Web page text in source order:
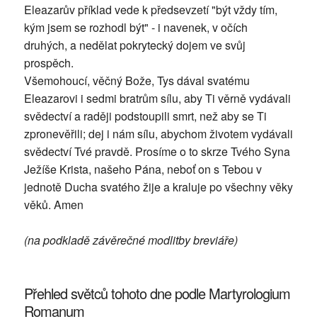
Eleazarův příklad vede k předsevzetí "být vždy tím,
kým jsem se rozhodl být" - i navenek, v očích
druhých, a nedělat pokrytecký dojem ve svůj
prospěch.
Všemohoucí, věčný Bože, Tys dával svatému
Eleazarovi i sedmi bratrům sílu, aby Ti věrně vydávali
svědectví a raději podstoupili smrt, než aby se Ti
zpronevěřili; dej i nám sílu, abychom životem vydávali
svědectví Tvé pravdě. Prosíme o to skrze Tvého Syna
Ježíše Krista, našeho Pána, neboť on s Tebou v
jednotě Ducha svatého žije a kraluje po všechny věky
věků. Amen
(na podkladě závěrečné modlitby breviáře)
Přehled světců tohoto dne podle Martyrologium
Romanum